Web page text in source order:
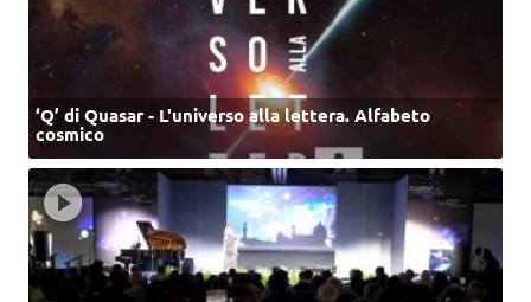
‘Q’ di Quasar - L'universo alla lettera. Alfabeto
cosmico